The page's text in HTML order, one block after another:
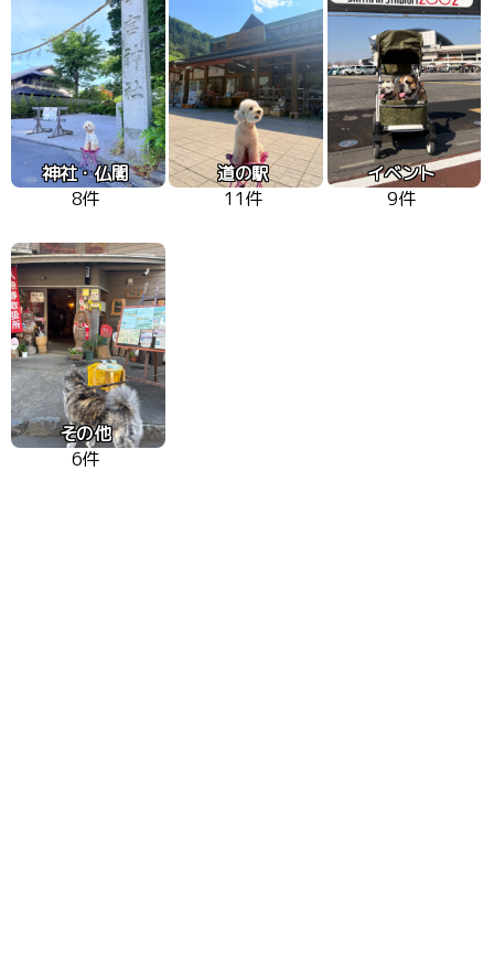
神社・仏閣
8件
道の駅
11件
イベント
9件
その他
6件